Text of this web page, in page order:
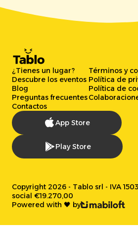
¿Tienes un lugar?
Descubre los eventos
Blog
Preguntas frecuentes
Contactos
Términos y
Política de
Política de
App Store
Play Store
Copyright 2026 - Tablo srl - IVA
social €19.270,00
Powered with 🖤 by